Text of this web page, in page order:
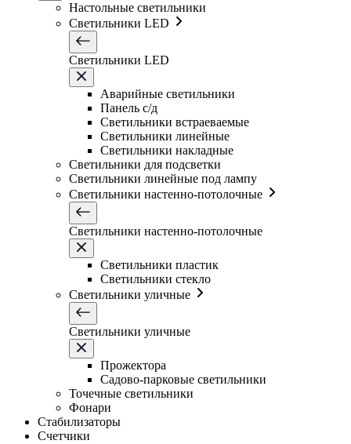
Настольные светильники
Светильники LED
Светильники LED
Аварийные светильники
Панель с/д
Светильники встраеваемые
Светильники линейные
Светильники накладные
Светильники для подсветки
Светильники линейные под лампу
Светильники настенно-потолочные
Светильники настенно-потолочные
Светильники плаcтик
Светильники стекло
Светильники уличные
Светильники уличные
Прожектора
Садово-парковые светильники
Точечные светильники
Фонари
Стабилизаторы
Счетчики